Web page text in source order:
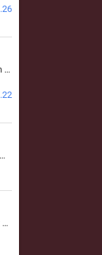
Kártya változások a 36.0.3-as patch alapján frissítve az adatbázisban (képek is cserélve).
Amióta bejött, csak ezzel játszom. Viszont mint minden más - akár az alapjáték is, ez is baromira összetett lett. Néha már pár kör után is esélytelen az egész. Vagy irreállisan túltápol valaki, vagy lelép a partner, vagy csak hülye mint a segg. És amikor eljönne az én időm, na akkor jön el mindenki másé is. Engem jobban érdekelne, hogy ki milyen ratingen szokott játszani. Na ez lenne egy érdekes adat.
Én azóta nem BG-zek amióta duo van. Pont azt szerettem benne, hogy rajtam múlik mi történik, nem pedig a társamon. Kérem vissza a régi BG-t :D